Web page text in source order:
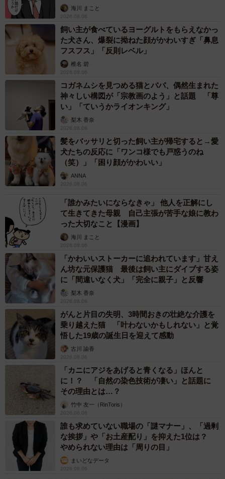
海川 まこと
2026.08.06
飼い主が食べているヨーグルトをもらえなかっ
た犬さん、爆裂に拗ねた顔がかわいすぎ「鼻息
フスフス」「反則レベル」
椎名 碧
2026.08.06
コガネムシを見つめる猫とパパ、偶然生まれた
神々しい構図が「宗教画のよう」と話題 「尊
い」「ていうかライオンキング」
梨木 香奈
2026.08.06
髪をバッサリと切った飼い主が帰宅すると→愛
犬たちの反応に「ワンコ様でも戸惑うのね
（笑）」「困り顔がかわいい」
ANNA
2026.08.06
「誰かみたいにならなきゃ」 他人を正解にし
て生きてきた母親 自己主張が苦手な娘に教わ
った大切なこと【漫画】
海川 まこと
2026.08.06
「かわいいストーカーに追われています」甘え
ん坊な元保護猫 最後は飼い主にダイブする姿
に「間違いなく犬」「完全に親子」と反響
梨木 香奈
2026.08.06
がんと片目の失明、3時間おきの壮絶な介護を
乗り越えた猫 「叶わないかもしれない」と覚
悟した19歳の誕生日を迎えて感動
古川 諭香
2026.08.06
「カニにアジをあげると青くなる」ほんと
に！？ 「自然の染色技術が凄い」と話題に
その理由とは…？
竹中 友一（RinToris）
2026.08.06
誰も求めていない職場の「謎マナー」、「過剰
な挨拶」や「お土産配り」を抑えた1位は？
やめられない理由は「周りの目」
まいどなデータ
2026.08.06